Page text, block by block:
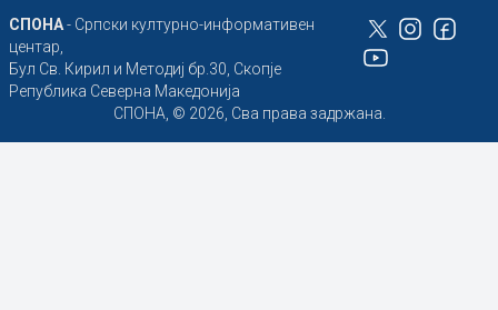
СПОНА- Српски културно-информативен
центар,
Бул Св. Кирил и Методиј бр.30, Скопје
Република Северна Македонија
СПОНА, © 2026, Сва права задржана.